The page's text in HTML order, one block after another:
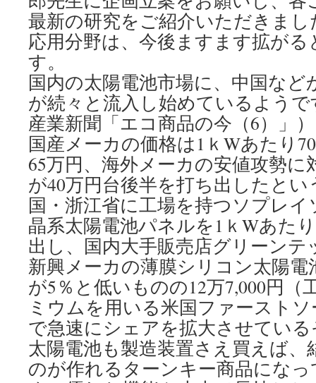
最新の研究をご紹介いただきま
応用分野は、今後ますます拡が
す。
国内の太陽電池市場に、中国など
が続々と流入し始めているようで
産業新聞「エコ商品の今（6）」
国産メーカの価格は1ｋWあたり
65万円、海外メーカの安値攻勢
が40万円台後半を打ち出したと
国・浙江省に工場を持つソプレ
晶系太陽電池パネルを1ｋWあた
出し、国内大手販売店グリーン
新興メーカの薄膜シリコン太陽電
が5％と低いものの12万7,000円（
ミウムを用いる米国ファースト
で急速にシェアを拡大させてい
太陽電池も製造装置さえ買えば
のが作れるターンキー商品にな